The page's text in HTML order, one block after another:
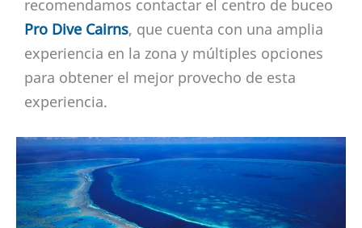
recomendamos contactar el centro de buceo
Pro Dive Cairns, que cuenta con una amplia
experiencia en la zona y múltiples opciones
para obtener el mejor provecho de esta
experiencia.